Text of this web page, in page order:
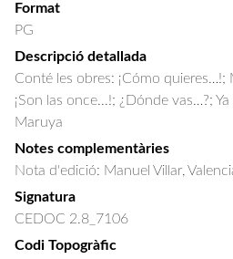
Format
PG
Descripció detallada
Conté les obres: ¡Cómo quieres…!;
¡Son las once...!; ¿Dónde vas…?;
Maruya
Notes complementàries
Nota d'edició: Manuel Villar,
Signatura
CEDOC 2.8_7106
Codi Topogràfic